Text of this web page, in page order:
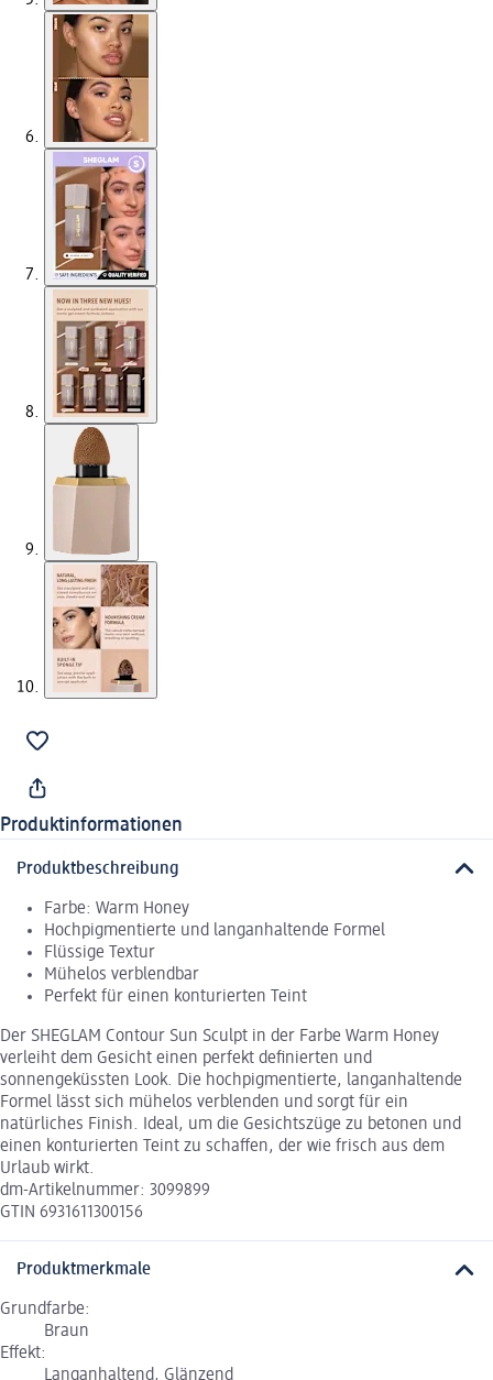
Produktinformationen
Produktbeschreibung
Farbe: Warm Honey
Hochpigmentierte und langanhaltende Formel
Flüssige Textur
Mühelos verblendbar
Perfekt für einen konturierten Teint
Der SHEGLAM Contour Sun Sculpt in der Farbe Warm Honey
verleiht dem Gesicht einen perfekt definierten und
sonnengeküssten Look. Die hochpigmentierte, langanhaltende
Formel lässt sich mühelos verblenden und sorgt für ein
natürliches Finish. Ideal, um die Gesichtszüge zu betonen und
einen konturierten Teint zu schaffen, der wie frisch aus dem
Urlaub wirkt.
dm-Artikelnummer: 3099899
GTIN 6931611300156
Produktmerkmale
Grundfarbe:
Braun
Effekt:
Langanhaltend, Glänzend